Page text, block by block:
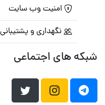
امنیت وب سایت
نگهداری و
شبکه های اجتماعی